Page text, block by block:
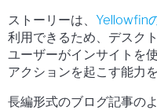
ストーリーは、 Yellowfin
利用できるため、デスク
ユーザーがインサイトを
アクションを起こす能力
長編形式のブログ記事の